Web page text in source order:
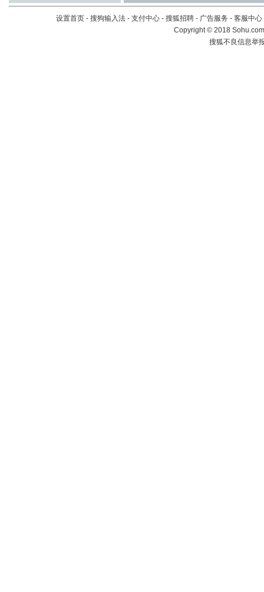
设置首页 - 搜狗输入法 - 支付中心 - 搜狐招聘 - 广告服务 - 客服中心
Copyright©2018
搜狐不良信息举